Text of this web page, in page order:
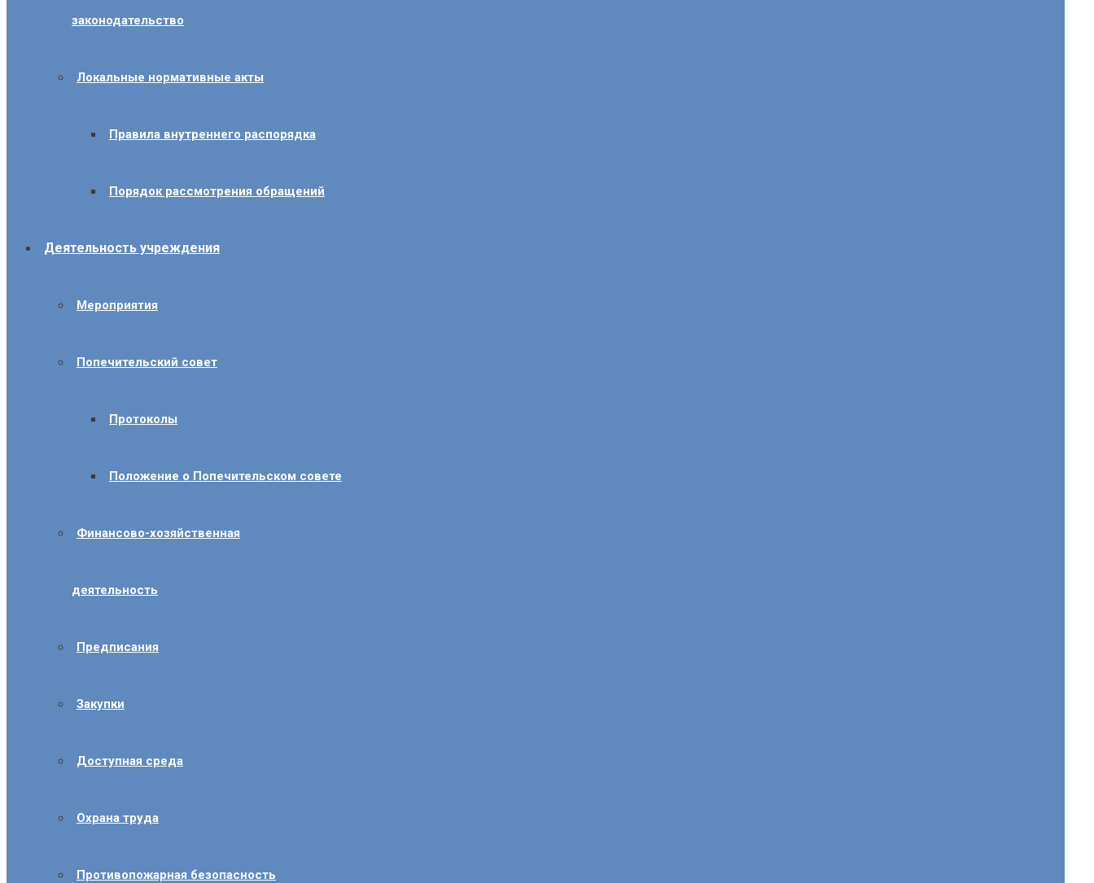
законодательство
Локальные нормативные акты
Правила внутреннего распорядка
Порядок рассмотрения обращений
Деятельность учреждения
Мероприятия
Попечительский совет
Протоколы
Положение о Попечительском совете
Финансово-хозяйственная
деятельность
Предписания
Закупки
Доступная среда
Охрана труда
Противопожарная безопасность